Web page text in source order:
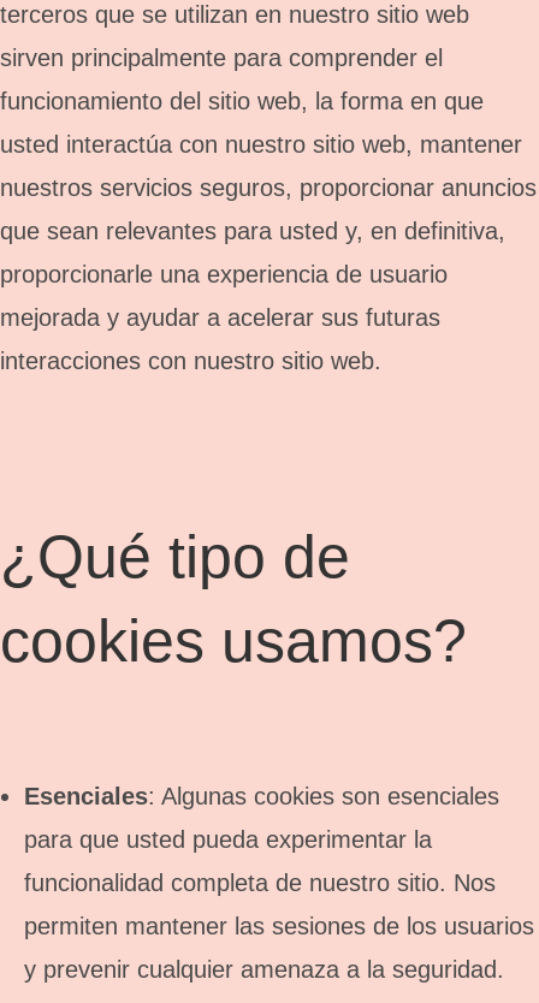
terceros que se utilizan en nuestro sitio web
sirven principalmente para comprender el
funcionamiento del sitio web, la forma en que
usted interactúa con nuestro sitio web, mantener
nuestros servicios seguros, proporcionar anuncios
que sean relevantes para usted y, en definitiva,
proporcionarle una experiencia de usuario
mejorada y ayudar a acelerar sus futuras
interacciones con nuestro sitio web.
¿Qué tipo de
cookies usamos?
Esenciales: Algunas cookies son esenciales
para que usted pueda experimentar la
funcionalidad completa de nuestro sitio. Nos
permiten mantener las sesiones de los usuarios
y prevenir cualquier amenaza a la seguridad.